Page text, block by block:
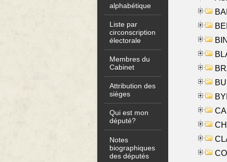
alphabétique
Liste par
circonscription
électorale
Membres du
Cabinet
Attribution des
sièges
Qui est mon
député?
Notes
biographiques
des députés